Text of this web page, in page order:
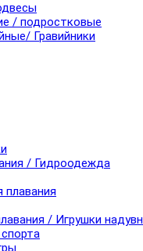
/ подростковые
Гравийники
/ Гидроодежда
плавания
/ Игрушки